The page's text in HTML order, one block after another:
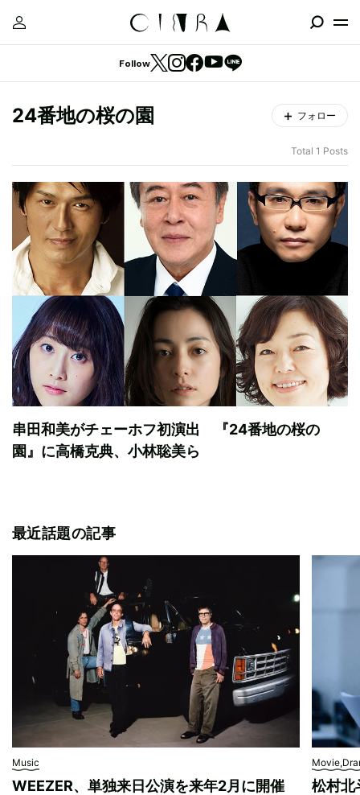
Follow
24番地の桜の園 フォロー
Total 1 Posts
串田和美がチェーホフ初演出 『24番地の桜の
園』に高橋克典、小林聡美ら
最近話題の記事
Music
WEEZER、単独来日公演を来年2月に開催
松村北